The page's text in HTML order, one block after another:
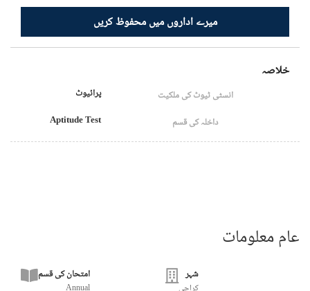
میرے اداروں میں محفوظ کریں
خلاصہ
انسٹی ٹیوٹ کی ملکیت
پرائیوٹ
داخلہ کی قسم
Aptitude Test
عام معلومات
شہر امتحان کی قسم